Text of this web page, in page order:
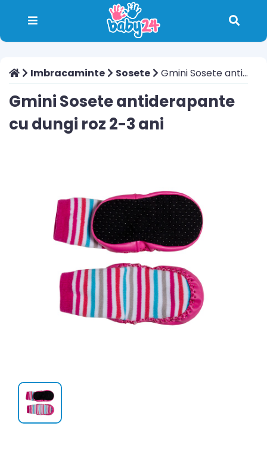
Imbracaminte Sosete Gmini Sosete antiderapante cu dungi roz 2-3 ani
Gmini Sosete antiderapante
cu dungi roz 2-3 ani